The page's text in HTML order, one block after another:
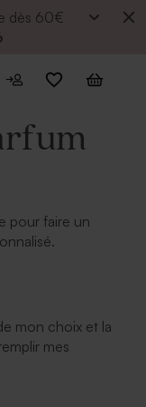
dès 60€
pour faire un
mon choix et la
mes